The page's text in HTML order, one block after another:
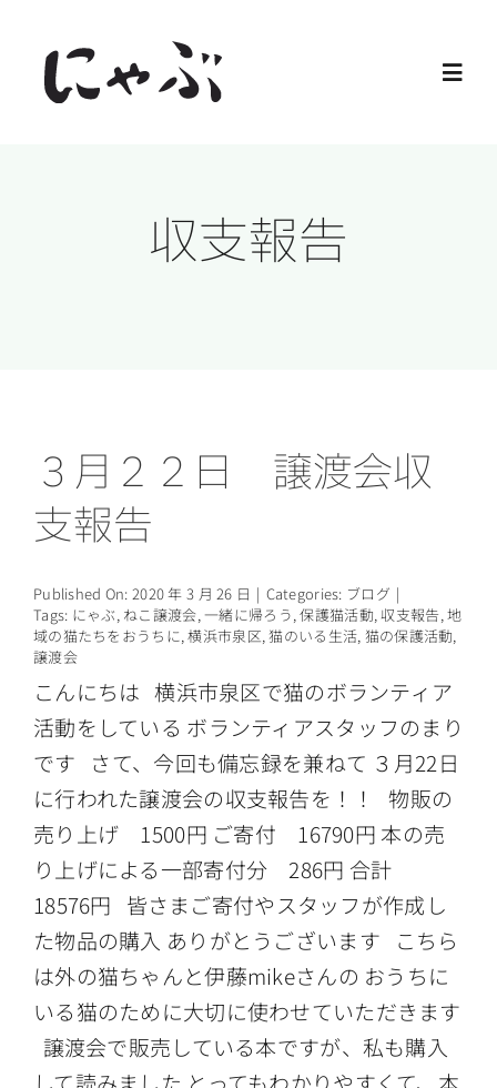
content
ご支援
情報公開
収支報告
３月２２日 譲渡会収
支報告
Published On: 2020 年 3 月 26 日 | Categories: ブログ |
Tags: にゃぶ, ねこ譲渡会,一緒に帰ろう,保護猫活動,収支報告,地
域の猫たちをおうちに,横浜市泉区,猫のいる生活, 猫の保護活動,
譲渡会
こんにちは 横浜市泉区で猫のボランティア
活動をしている ボランティアスタッフのまり
です さて、今回も備忘録を兼ねて ３月22日
に行われた譲渡会の収支報告を！！ 物販の
売り上げ 1500円 ご寄付 16790円 本の売
り上げによる一部寄付分 286円 合計
18576円 皆さまご寄付やスタッフが作成し
た物品の購入 ありがとうございます こちら
は外の猫ちゃんと伊藤mikeさんの おうちに
いる猫のために大切に使わせていただきます
譲渡会で販売している本ですが、私も購入
して読みました とってもわかりやすくて、本